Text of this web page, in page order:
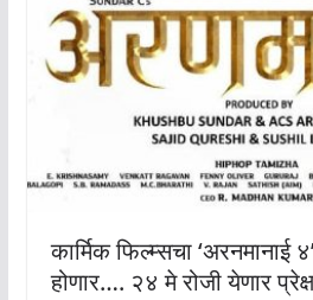
कार्मिक फिल्म्सचा ‘अरनमानाई
होणार…. २४ मे रोजी येणार